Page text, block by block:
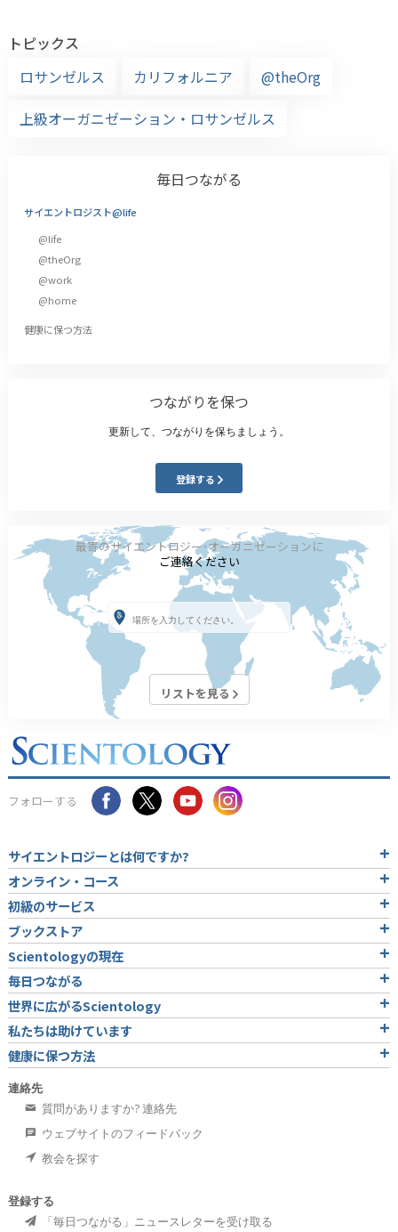
トピックス
ロサンゼルス
カリフォルニア
@theOrg
上級オーガニゼーション・ロサンゼルス
毎日つながる
サイエントロジスト@life
@life
@theOrg
@work
@home
健康に保つ方法
つながりを保つ
更新して、つながりを保ちましょう。
登録する
最寄のサイエントロジー･オーガニゼーションに
ご連絡ください
リストを見る
フォローする
サイエントロジーとは何ですか?
オンライン・コース
初級のサービス
ブックストア
Scientologyの現在
毎日つながる
世界に広がるScientology
私たちは助けています
健康に保つ方法
連絡先
質問がありますか? 連絡先
ウェブサイトのフィードバック
教会を探す
登録する
「毎日つながる」ニュースレターを受け取る